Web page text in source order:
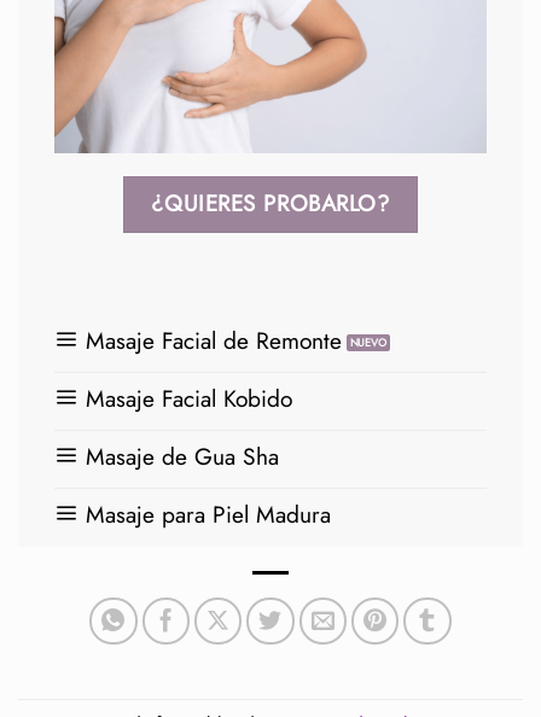
¿QUIERES PROBARLO?
Masaje Facial de Remonte
Masaje Facial Kobido
Masaje de Gua Sha
Masaje para Piel Madura